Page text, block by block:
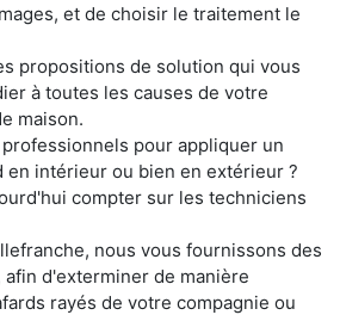
et de choisir le traitement le
propositions de solution qui vous
à toutes les causes de votre
maison.
pour appliquer un
en intérieur ou bien en extérieur ?
compter sur les techniciens
nous vous fournissons des
d'exterminer de manière
rayés de votre compagnie ou